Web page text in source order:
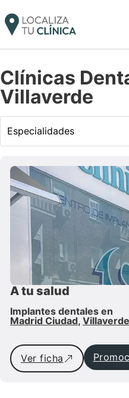
Clínicas
Villaverde
A tu salud
Implantes dentales en
Madrid Ciudad, Villaverde
Ver ficha